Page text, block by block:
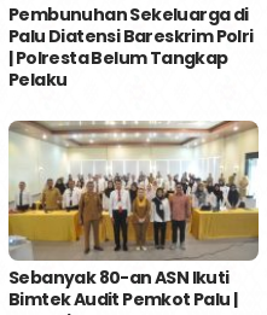
Pembunuhan Sekeluarga di
Palu Diatensi Bareskrim Polri
| Polresta Belum Tangkap
Pelaku
Sebanyak 80-an ASN Ikuti
Bimtek Audit Pemkot Palu |